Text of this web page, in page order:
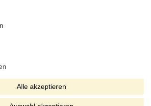
Mehrwertsteuer zzgl. Versandkosten
bei Lieferung ins Ausland.
beziehen sich auf Verkäufe in
Shops und Marktplätzen.
erfolgt ausschließlich innerhalb des
Alle akzeptieren